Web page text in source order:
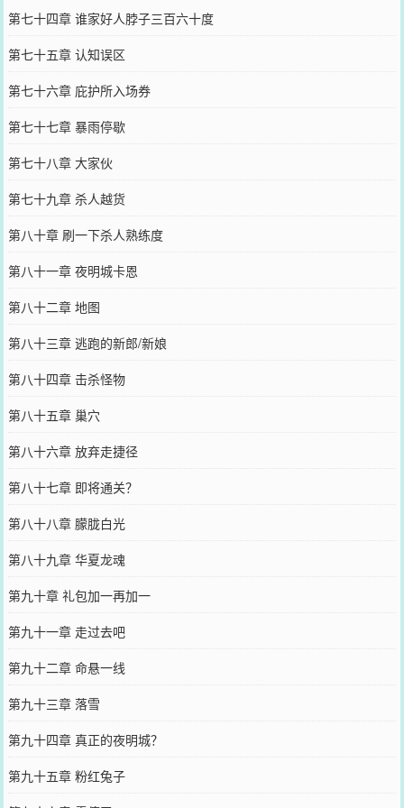
第七十四章 谁家好人脖子三百六十度
第七十五章 认知误区
第七十六章 庇护所入场券
第七十七章 暴雨停歇
第七十八章 大家伙
第七十九章 杀人越货
第八十章 刷一下杀人熟练度
第八十一章 夜明城卡恩
第八十二章 地图
第八十三章 逃跑的新郎/新娘
第八十四章 击杀怪物
第八十五章 巢穴
第八十六章 放弃走捷径
第八十七章 即将通关？
第八十八章 朦胧白光
第八十九章 华夏龙魂
第九十章 礼包加一再加一
第九十一章 走过去吧
第九十二章 命悬一线
第九十三章 落雪
第九十四章 真正的夜明城？
第九十五章 粉红兔子